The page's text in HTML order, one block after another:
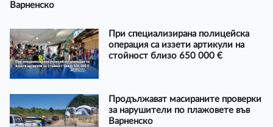
Варненско
При специализирана полицейска
операция са иззети артикули на
стойност близо 650 000 €
Продължават масираните проверки
за нарушители по плажовете във
Варненско